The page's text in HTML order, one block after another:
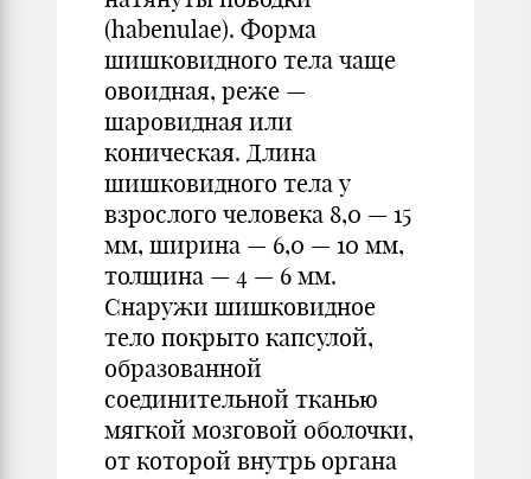
(habenulae). Форма
шишковидного тела чаще
овоидная, реже —
шаровидная или
коническая. Длина
шишковидного тела у
взрослого человека 8,0 — 15
мм, ширина — 6,0 — 10 мм,
толщина — 4 — 6 мм.
Снаружи шишковидное
тело покрыто капсулой,
образованной
соединительной тканью
мягкой мозговой оболочки,
от которой внутрь органа